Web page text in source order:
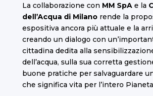
La collaborazione con MM SpA e la
dell’Acqua di Milanorende la
espositiva ancora più attuale e la
creando un dialogo con
cittadina dedita alla
dell’acqua, sulla sua corretta
buone pratiche per salvaguardare
che significa vita per l’intero